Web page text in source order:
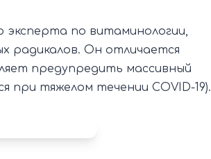
по витаминологии,
радикалов. Он отличается
предупредить массивный
при тяжелом течении COVID-19).